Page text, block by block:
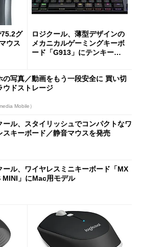
グ
ウス
ロジクール、薄型デザインの
メカニカルゲーミングキーボ
ード「G913」にテンキーレ
の写真／動画をもう一段安全に 買い切
ウドストレージ
Mobile）
ール、スタイリッシュでコンパクトなワ
スキーボード／静音マウスを発売
ール、ワイヤレスミニキーボード「MX
MINI」にMac用モデル